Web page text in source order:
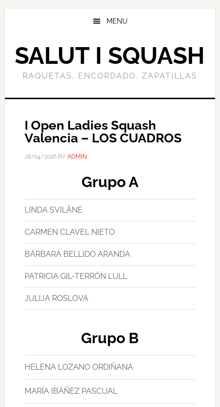
Skip
MENU
SALUT I SQUASH
RAQUETAS, ENCORDADO, ZAPATILLAS
I Open Ladies Squash
Valencia – LOS CUADROS
28/04/2016BY ADMIN
Grupo A
LINDA SVILĀNE
CARMEN CLAVEL NIETO
BÁRBARA BELLIDO ARANDA
PATRICIA GIL-TERRÓN LULL
JULIJA ROSLOVA
Grupo B
HELENA LOZANO ORDIÑANA
MARÍA IBÁÑEZ PASCUAL